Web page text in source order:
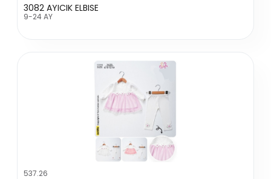
3082 AYICIK ELBISE
9-24 AY
537.26